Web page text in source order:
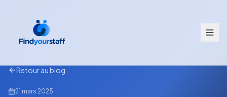
Retour au blog
21 mars 2025